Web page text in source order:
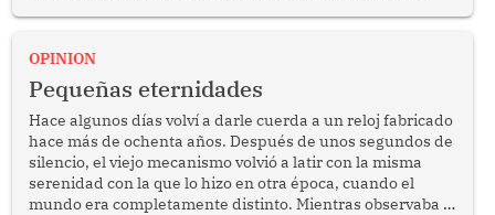
bimestrales el subsidio que reciben los beneficiarios del
reflexionar sobre la importancia de fortalecer las políticas
públicas dirigidas a los adultos mayores en pobreza.
OPINION
Pequeñas eternidades
Hace algunos días volví a darle cuerda a un reloj fabricado
hace más de ochenta años. Después de unos segundos de
silencio, el viejo mecanismo volvió a latir con la misma
serenidad con la que lo hizo en otra época, cuando el
mundo era completamente distinto. Mientras observaba el